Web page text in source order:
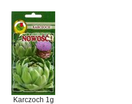
Karczoch 1g